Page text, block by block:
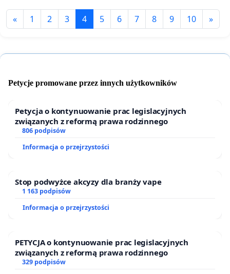
« 1 2 3 4 5 6 7 8 9 10 »
Petycje promowane przez innych użytkowników
Petycja o kontynuowanie prac legislacyjnych
związanych z reformą prawa rodzinnego
806 podpisów
Informacja o przejrzystości
Stop podwyżce akcyzy dla branży vape
1 163 podpisów
Informacja o przejrzystości
PETYCJA o kontynuowanie prac legislacyjnych
związanych z reformą prawa rodzinnego
329 podpisów